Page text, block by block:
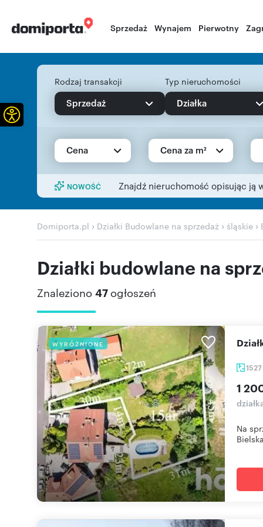
Sprzedaż Wynajem Pierwotny
Rodzaj transakcji
Sprzedaż
Typ nieruchomości
Działka
Cena Cena za m²
NOWOŚĆ Znajdź nieruchomość opisując ją
Domiporta.pl › Działki Budowlane na sprzedaż › śląskie ›
Działki budowlane na
Znaleziono 47 ogłoszeń
WYRÓŻNIONE
1527
1
Na
Otwórz pasek narzędzi